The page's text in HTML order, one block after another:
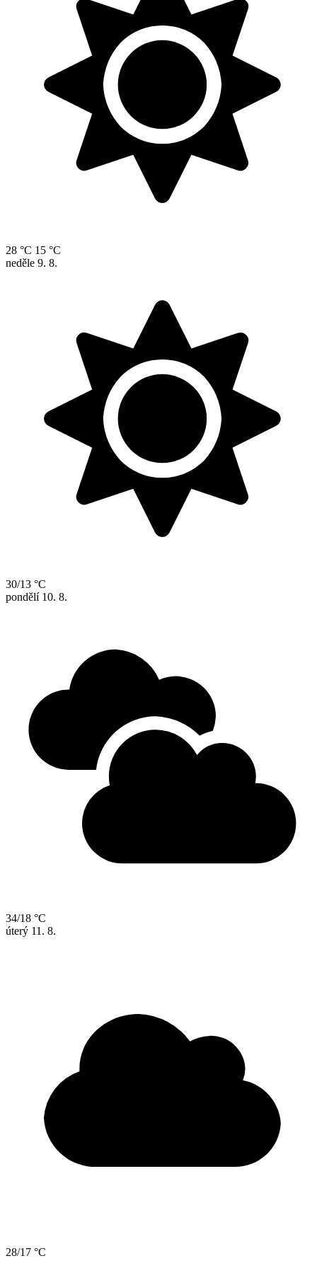
28 °C 15 °C
neděle 9. 8.
30/13 °C
pondělí 10. 8.
34/18 °C
úterý 11. 8.
28/17 °C